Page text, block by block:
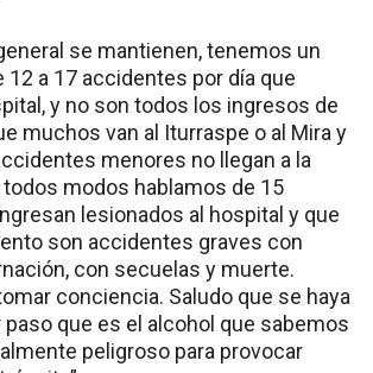
se mantienen, tenemos un
12 a 17 accidentes por día que
y no son todos los ingresos de
muchos van al Iturraspe o al Mira y
menores no llegan a la
modos hablamos de 15
lesionados al hospital y que
son accidentes graves con
con secuelas y muerte.
conciencia. Saludo que se haya
paso que es el alcohol que sabemos
peligroso para provocar